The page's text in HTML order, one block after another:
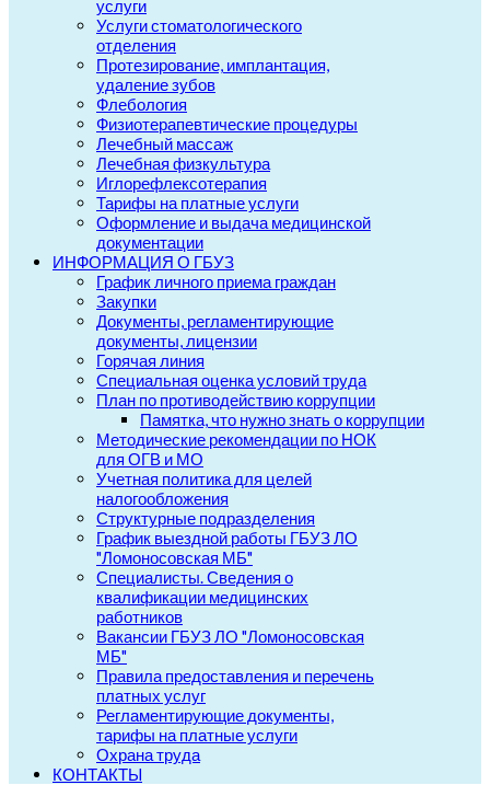
услуги
Услуги стоматологического
отделения
Протезирование, имплантация,
удаление зубов
Флебология
Физиотерапевтические процедуры
Лечебный массаж
Лечебная физкультура
Иглорефлексотерапия
Тарифы на платные услуги
Оформление и выдача медицинской
документации
ИНФОРМАЦИЯ О ГБУЗ
График личного приема граждан
Закупки
Документы, регламентирующие
документы, лицензии
Горячая линия
Специальная оценка условий труда
План по противодействию коррупции
Памятка, что нужно знать о коррупции
Методические рекомендации по НОК
для ОГВ и МО
Учетная политика для целей
налогообложения
Структурные подразделения
График выездной работы ГБУЗ ЛО
"Ломоносовская МБ"
Специалисты. Сведения о
квалификации медицинских
работников
Вакансии ГБУЗ ЛО "Ломоносовская
МБ"
Правила предоставления и перечень
платных услуг
Регламентирующие документы,
тарифы на платные услуги
Охрана труда
КОНТАКТЫ